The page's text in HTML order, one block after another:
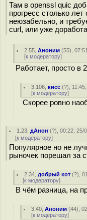
Там в openssl quic
прогресс столько
неюзабельно, и
curl, или уже
2.55 ,Аноним (55),
[к модератору]
Работает, просто в
3.106 ,кисс (?),
[к модератору]
Скорее ровно
1.23 дАнон (?), 00:22, 25/
[к модератору]
Популярное но не
рыночек порешал за
2.34 добрый кот (?),
[к модератору]
В чём разница, на
3.40 ,Аноним (44),
[к модератору]